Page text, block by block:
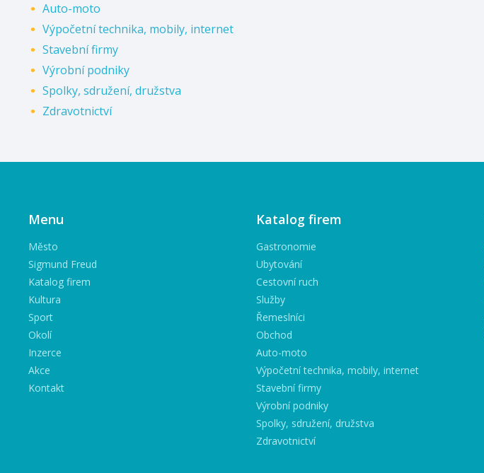
Auto-moto
Výpočetní technika, mobily, internet
Stavební firmy
Výrobní podniky
Spolky, sdružení, družstva
Zdravotnictví
Menu
Město
Sigmund Freud
Katalog firem
Kultura
Sport
Okolí
Inzerce
Akce
Kontakt
Katalog firem
Gastronomie
Ubytování
Cestovní ruch
Služby
Řemeslníci
Obchod
Auto-moto
Výpočetní technika, mobily, internet
Stavební firmy
Výrobní podniky
Spolky, sdružení, družstva
Zdravotnictví